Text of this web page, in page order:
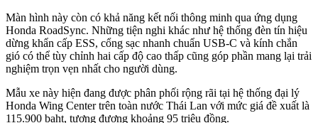
Màn hình này còn có khả năng kết nối thông minh qua ứng dụng
Honda RoadSync. Những tiện nghi khác như hệ thống đèn tín hiệu
dừng khẩn cấp ESS, cổng sạc nhanh chuẩn USB-C và kính chắn
gió có thể tùy chỉnh hai cấp độ cao thấp cũng góp phần mang lại trải
nghiệm trọn vẹn nhất cho người dùng.
Mẫu xe này hiện đang được phân phối rộng rãi tại hệ thống đại lý
Honda Wing Center trên toàn nước Thái Lan với mức giá đề xuất là
115.900 baht, tương đương khoảng 95 triệu đồng.